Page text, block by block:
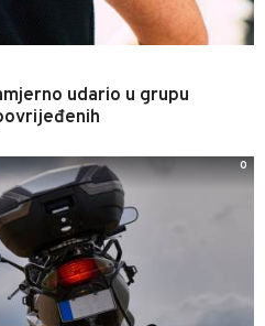
udario u grupu
0